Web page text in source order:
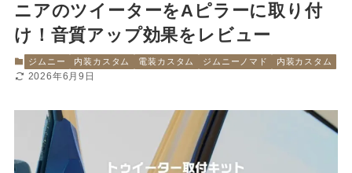
ニアのツイーターをAピラーに取り付
け！音質アップ効果をレビュー
ジムニー 内装カスタム 電装カスタム ジムニーノマド 内装カスタム
2026年6月9日